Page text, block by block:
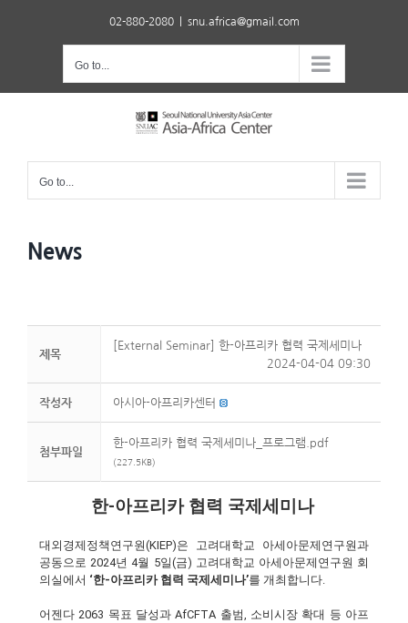
02-880-2080 snu.africa@gmail.com
Go to...
Go to...
News
제목
[External Seminar] 한-아프리카 협력 국제세미나
2024-04-04 09:30
작성자 아시아-아프리카센터
첨부파일
한-아프리카 협력 국제세미나_프로그램.pdf
(227.5KB)
한-아프리카 협력 국제세미나
대외경제정책연구원(KIEP)은 고려대학교 아세아문제연구원과
공동으로 2024년 4월 5일(금) 고려대학교 아세아문제연구원 회
의실에서 ‘한-아프리카 협력 국제세미나’를 개최합니다.
어젠다 2063 목표 달성과 AfCFTA 출범, 소비시장 확대 등 아프